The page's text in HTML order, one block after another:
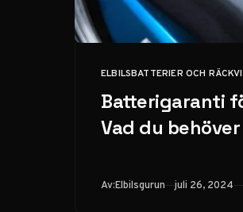
KATEGORI
ELBILSBATTERIER OCH
Batterigaranti
Vad du
Av:Elbilsgurun Publicerad
juli 26, 2024